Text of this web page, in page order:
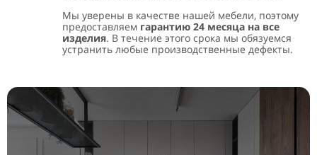
Мы уверены в качестве нашей мебели, поэтому
предоставляем гарантию 24 месяца на все
изделия. В течение этого срока мы обязуемся
устранить любые производственные дефекты.